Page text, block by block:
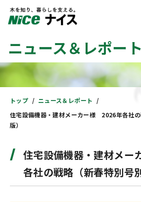
企業情報
事業紹介
サステナビリティ
採用情報
ニュース＆レポート
トップ
ニュース＆レポート
住宅設備機器・建材メーカー様 2026年各社
版）
住宅設備機器・建材メ
各社の戦略（新春特別号